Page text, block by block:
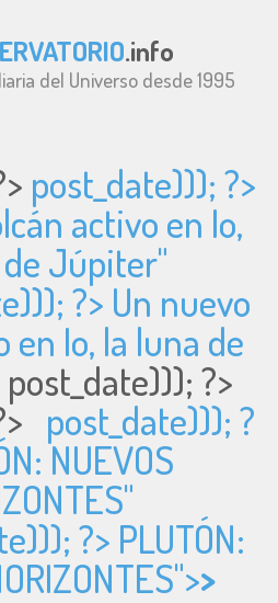
.info
del Universo desde 1995
post_date))); ?>
activo en Io,
Júpiter"
?> Un nuevo
en Io, la luna de
post_date))); ?>
post_date))); ?
NUEVOS
?> PLUTÓN:
>